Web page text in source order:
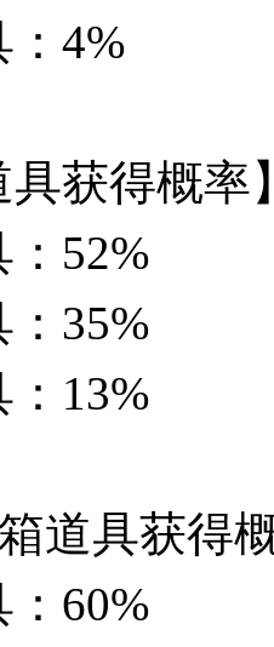
4%
具获得概率
52%
35%
13%
箱道具获得
60%